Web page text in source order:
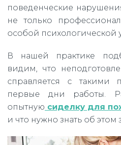
поведенческие
не только
особой психологической
В нашей практике
видим, что
справляется с
первые дни работы.
опытную сиделку для
и что нужно знать об этом